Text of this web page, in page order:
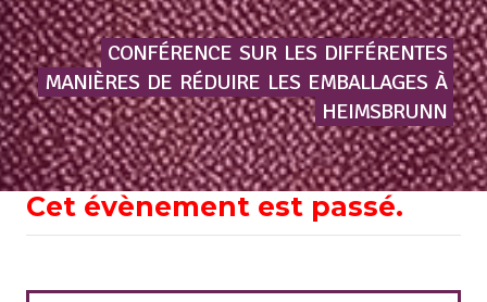
CONFÉRENCE SUR LES DIFFÉRENTES
MANIÈRES DE RÉDUIRE LES EMBALLAGES À
HEIMSBRUNN
Cet évènement est passé.